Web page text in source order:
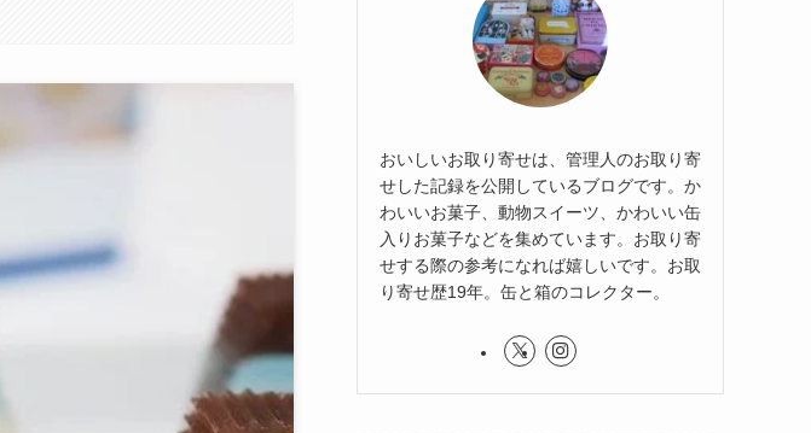
おいしいお取り寄せは、管理人のお取り寄
せした記録を公開しているブログです。か
わいいお菓子、動物スイーツ、かわいい缶
入りお菓子などを集めています。お取り寄
せする際の参考になれば嬉しいです。お取
り寄せ歴19年。缶と箱のコレクター。